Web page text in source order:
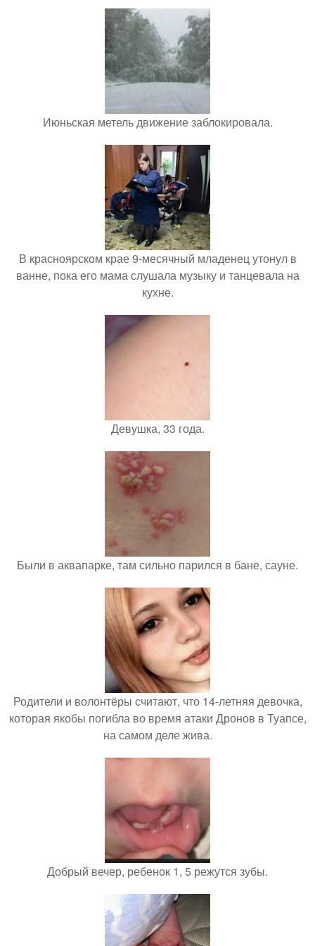
Июньская метель движение заблокировала.
В красноярском крае 9-месячный младенец утонул в
ванне, пока его мама слушала музыку и танцевала на
кухне.
Девушка, 33 года.
Были в аквапарке, там сильно парился в бане, сауне.
Родители и волонтёры считают, что 14-летняя девочка,
которая якобы погибла во время атаки Дронов в Туапсе,
на самом деле жива.
Добрый вечер, ребенок 1, 5 режутся зубы.